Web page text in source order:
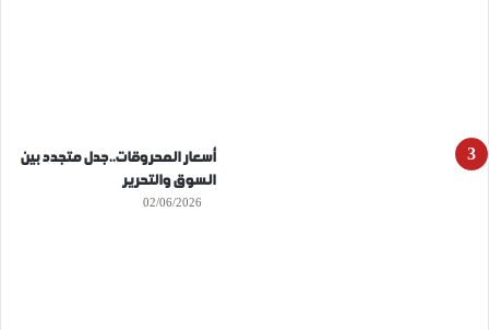
أسعار المحروقات..جدل متجدد بين
السوق والتحرير
02/06/2026